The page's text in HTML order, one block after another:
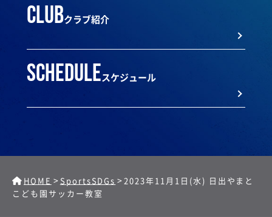
clubクラブ紹介
scheduleスケジュール
HOME > SportsSDGs >2023年11月1日(水) 日出やまと
こども園サッカー教室